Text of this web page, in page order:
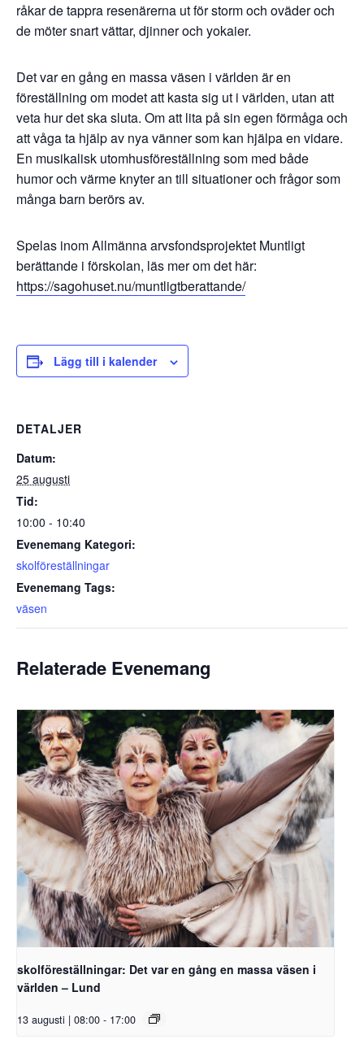
råkar de tappra resenärerna ut för storm och oväder och
de möter snart vättar, djinner och yokaier.
Det var en gång en massa väsen i världen är en
föreställning om modet att kasta sig ut i världen, utan att
veta hur det ska sluta. Om att lita på sin egen förmåga och
att våga ta hjälp av nya vänner som kan hjälpa en vidare.
En musikalisk utomhusföreställning som med både
humor och värme knyter an till situationer och frågor som
många barn berörs av.
Spelas inom Allmänna arvsfondsprojektet Muntligt
berättande i förskolan, läs mer om det här:
https://sagohuset.nu/muntligtberattande/
Lägg till i kalender
DETALJER
Datum:
25 augusti
Tid:
10:00 - 10:40
Evenemang Kategori:
skolföreställningar
Evenemang Tags:
väsen
Relaterade Evenemang
skolföreställningar: Det var en gång en massa väsen i
världen – Lund
13 augusti | 08:00 - 17:00